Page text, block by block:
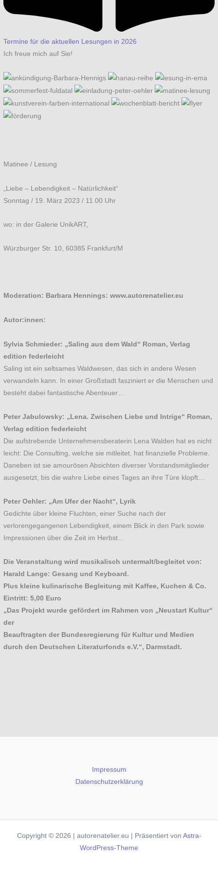
Termine für die aktuellen Lesungen in 2026
Ich freue mich auf Sie!
Matinee / Lesung
„Liebe – Lebendigkeit – Natürlichkeit“
Sonntag / 19. März 2023 / 11.00 Uhr
wo: in der Galerie UnikART,
Würzburger Str. 10, 60385 Frankfurt/M
Moderation: Barbara Hennings: www.autorenatelier.eu
Autor:innen:
Sylvia Schmieder: „Saling aus dem Wald“ Roman, Verlag
edition federleicht
Saling ist ein seltsames Waldwesen, das sich in andere Wesen
verwandeln kann. In einer Großstadt fasziniert er die Menschen und
besteht dabei fantastische Abenteuer…
Peter Jabulowsky: „Lena. Zwischen Liebe und Intrige“ Roman,
Verlag edition federleicht
Die aufstrebende Unternehmensberaterin Lena Walden hat es nicht
leicht: Die Consulting, welche sie mitleitet, hat finanzielle Probleme.
Daneben ist sie amourösen Absichten diverser Vorstandsmitglieder
ausgesetzt, bis die wahre Liebe eines Tages an ihre Türe klopft…
Peter Oehler: „Am Ufer der Nacht“, Lyrik
Gedichte über kleine Fluchten, einer Suche nach der
verlorengegangenen Lebendigkeit, einem Blick in den Park sowie
Impressionen über die Zeit im Herbst…
Die Veranstaltung wird musikalisch untermalt/begleitet von:
Harald Lange: Gesang und Keyboard.
Plus kleine kulinarische Begleitung mit Kaffee, Kuchen & Co.
Eintritt: 5,00 Euro
„Das Projekt wurde gefördert im Rahmen von „Neustart Kultur“
der
Beauftragten der Bundesregierung für Kultur und Medien
durch den Deutschen Literaturfonds e.V.“, Darmstadt.
Impressum
Datenschutzerklärung
Copyright © 2026 | autorenatelier.eu | Präsentiert von Astra-
WordPress-Theme